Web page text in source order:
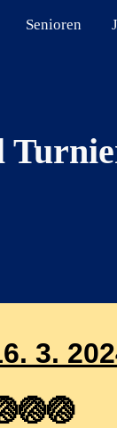
Senioren
3.